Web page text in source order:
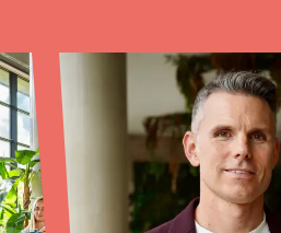
Casos de éxito